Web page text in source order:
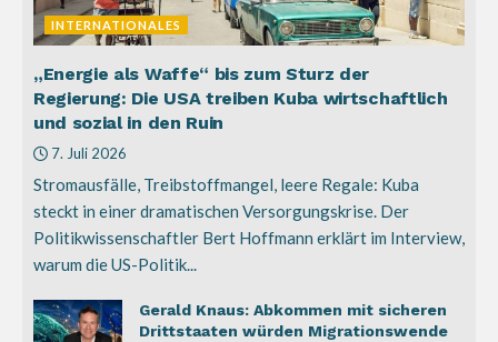
INTERNATIONALES
„Energie als Waffe“ bis zum Sturz der
Regierung: Die USA treiben Kuba wirtschaftlich
und sozial in den Ruin
7. Juli 2026
Stromausfälle, Treibstoffmangel, leere Regale: Kuba
steckt in einer dramatischen Versorgungskrise. Der
Politikwissenschaftler Bert Hoffmann erklärt im Interview,
warum die US-Politik...
Gerald Knaus: Abkommen mit sicheren
Drittstaaten würden Migrationswende